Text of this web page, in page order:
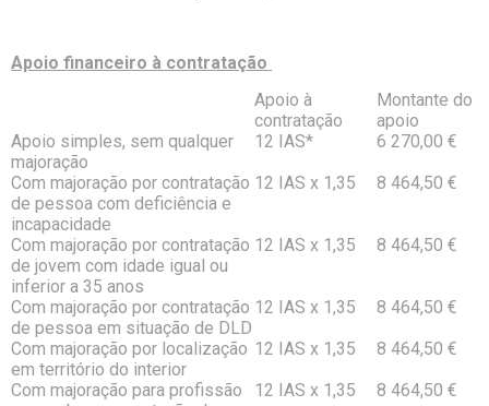
Apoio financeiro à contratação
Apoio à
contratação
Montante do
apoio
Apoio simples, sem qualquer
majoração
12 IAS*
6 270,00 €
Com majoração por contratação
de pessoa com deficiência e
incapacidade
12 IAS x 1,35 8 464,50 €
Com majoração por contratação
de jovem com idade igual ou
inferior a 35 anos
12 IAS x 1,35 8 464,50 €
Com majoração por contratação
de pessoa em situação de DLD
12 IAS x 1,35
8 464,50 €
Com majoração por localização
em território do interior
12 IAS x 1,35
8 464,50 €
Com majoração para profissão
12 IAS x 1,35 8 464,50 €